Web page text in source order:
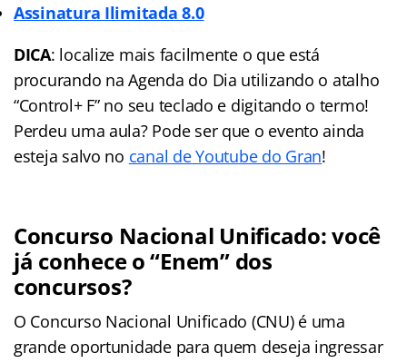
Assinatura Ilimitada 8.0
DICA: localize mais facilmente o que está
procurando na Agenda do Dia utilizando o atalho
“Control+ F” no seu teclado e digitando o termo!
Perdeu uma aula? Pode ser que o evento ainda
esteja salvo no canal de Youtube do Gran!
Concurso Nacional Unificado: você
já conhece o “Enem” dos
concursos?
O Concurso Nacional Unificado (CNU) é uma
grande oportunidade para quem deseja ingressar